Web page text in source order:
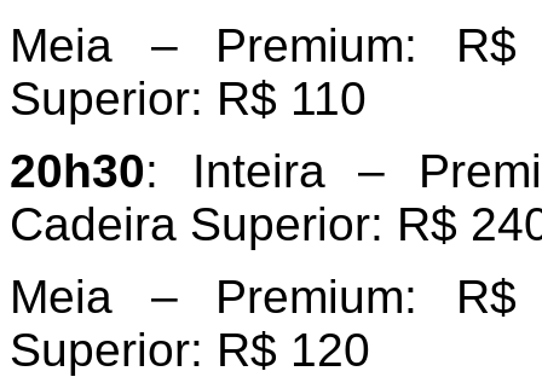
Meia – Premium:
Superior: R$ 110
20h30: Inteira –
Cadeira Superior: R$
Meia – Premium:
Superior: R$ 120